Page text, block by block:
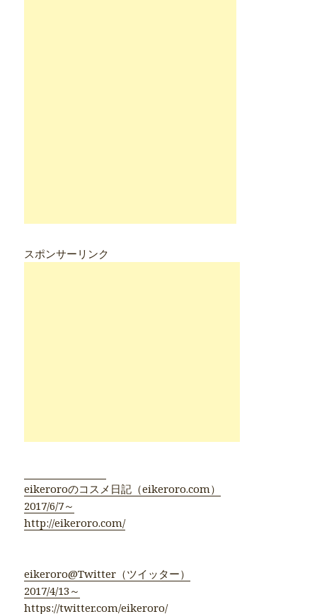
スポンサーリンク
eikeroroのコスメ日記（eikeroro.com）
2017/6/7～
http://eikeroro.com/
eikeroro@Twitter（ツイッター）
2017/4/13～
https://twitter.com/eikeroro/